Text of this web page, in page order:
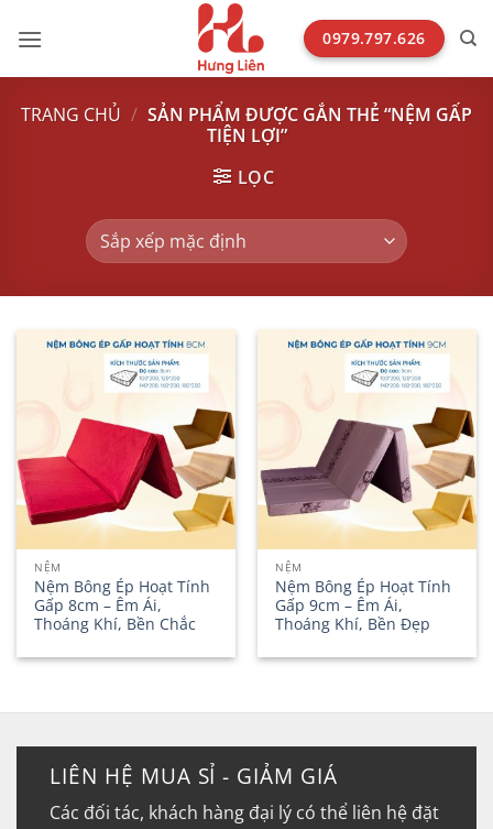
qua
0979.797.626
TRANG CHỦ / SẢN PHẨM ĐƯỢC GẮN THẺ “NỆM GẤP
TIỆN LỢI”
LỌC
NỆM
Nệm Bông Ép Hoạt Tính
Gấp 8cm – Êm Ái,
Thoáng Khí, Bền Chắc
NỆM
Nệm Bông Ép Hoạt Tính
Gấp 9cm – Êm Ái,
Thoáng Khí, Bền Đẹp
LIÊN HỆ MUA SỈ - GIẢM GIÁ
Các đối tác, khách hàng đại lý có thể liên hệ đặt